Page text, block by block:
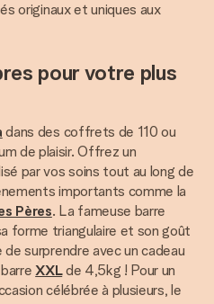
originaux et uniques aux
pour votre plus
dans des coffrets de 110 ou
de plaisir. Offrez un
par vos soins tout au long de
importants comme la
Pères. La fameuse barre
forme triangulaire et son goût
surprendre avec un cadeau
barreXXLde 4,5kg ! Pour un
célébrée à plusieurs, le